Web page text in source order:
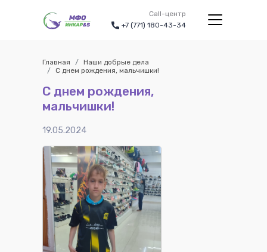
Call-центр
+7 (771) 180-43-34
Главная
Наши добрые дела
С днем рождения, мальчишки!
С днем рождения,
мальчишки!
19.05.2024